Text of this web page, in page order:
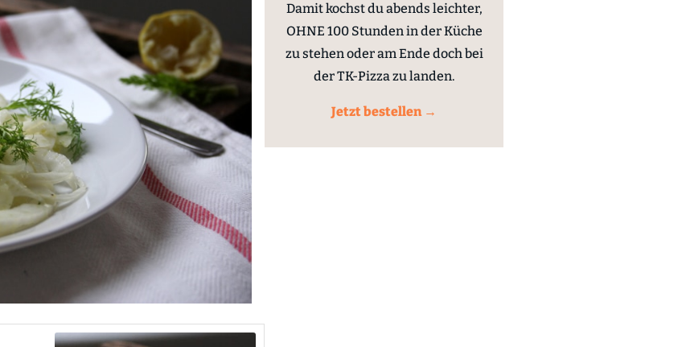
Damit kochst du abends leichter,
OHNE 100 Stunden in der Küche
zu stehen oder am Ende doch bei
der TK-Pizza zu landen.
Jetzt bestellen →